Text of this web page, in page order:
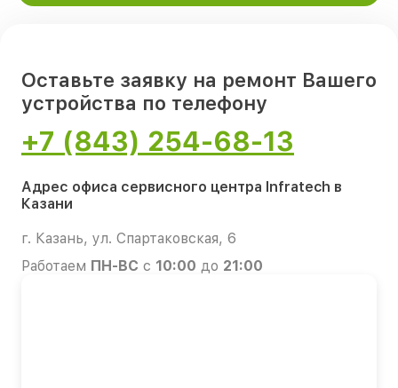
Оставьте заявку на ремонт Вашего
устройства по телефону
+7 (843) 254-68-13
Адрес офиса сервисного центра Infratech в
Казани
г. Казань, ул. Спартаковская, 6
Работаем ПН-ВС с 10:00 до 21:00